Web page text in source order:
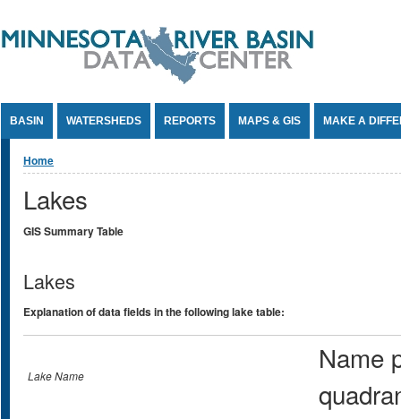
BASIN WATERSHEDS REPORTS MAPS & GIS MAKE A
You are here
Home
Lakes
GIS Summary Table
Lakes
Explanation of data fields in the following lake table:
Lake Name
Name